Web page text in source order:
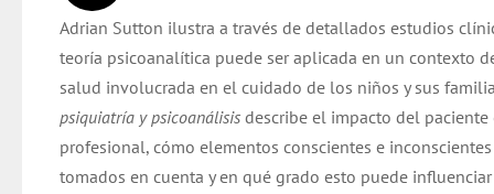
era:
$ 30.000.
es:
$ 28.000.
Adrian Sutton ilustra a través de detallados estudios
teoría psicoanalítica puede ser aplicada en un contexto
salud involucrada en el cuidado de los niños y sus
psiquiatría y psicoanálisisdescribe el impacto del paciente
profesional, cómo elementos conscientes e
tomados en cuenta y en qué grado esto puede